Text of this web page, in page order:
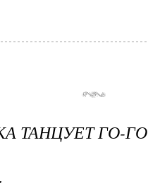
ТАНЦУЕТ ГО-ГО